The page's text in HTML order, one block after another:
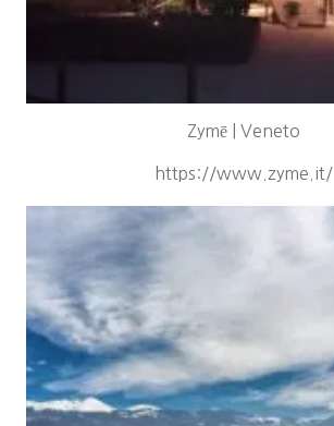
Zymē | Veneto
https://www.zyme.it/